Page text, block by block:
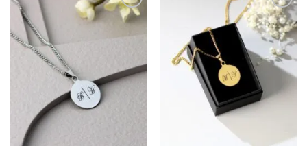
Ajouter
à la liste
de
Ajouter
à la liste
de
souhaits